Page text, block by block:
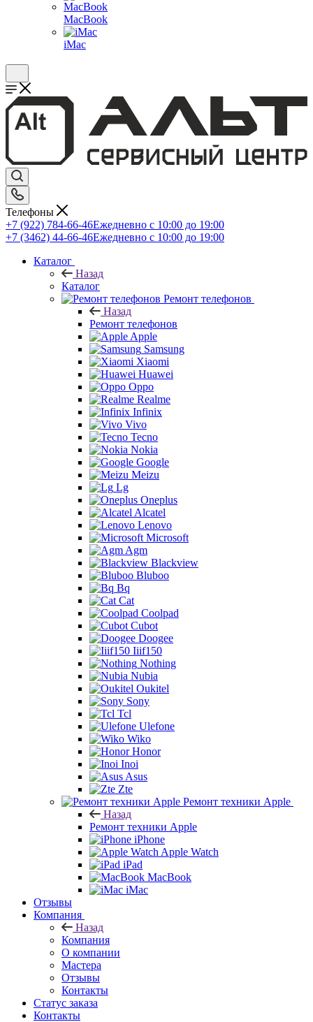
MacBook
iMac
Телефоны
+7 (922) 784-66-46Ежедневно с 10:00 до 19:00
+7 (3462) 44-66-46Ежедневно с 10:00 до 19:00
Каталог
Назад
Каталог
Ремонт телефонов
Назад
Ремонт телефонов
Apple
Samsung
Xiaomi
Huawei
Oppo
Realme
Infinix
Vivo
Tecno
Nokia
Google
Meizu
Lg
Oneplus
Alcatel
Lenovo
Microsoft
Agm
Blackview
Bluboo
Bq
Cat
Coolpad
Cubot
Doogee
Iiif150
Nothing
Nubia
Oukitel
Sony
Tcl
Ulefone
Wiko
Honor
Inoi
Asus
Zte
Ремонт техники Apple
Назад
Ремонт техники Apple
iPhone
Apple Watch
iPad
MacBook
iMac
Отзывы
Компания
Назад
Компания
О компании
Мастера
Отзывы
Контакты
Статус заказа
Контакты